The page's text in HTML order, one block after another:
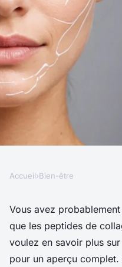
Accueil›Bien-être
Vous avez
que les peptides de
voulez en savoir plus
pour un aperçu